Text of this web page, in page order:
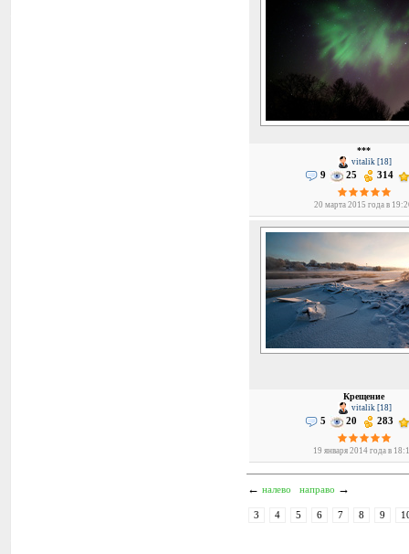
***
vitalik [18]
9 25 314
20 марта 2015 года в
Крещение
vitalik [18]
5 20 283
19 января 2014 года в
← налево направо →
3 4 5 6 7 8 9